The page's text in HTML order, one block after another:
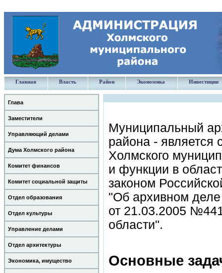
Главная Власть Район Экономика Инвестиции
Глава
Заместители
Управляющий делами
Дума Холмского района
Комитет финансов
Комитет социальной защиты
Отдел образования
Отдел культуры
Управление делами
Отдел архитектуры
Экономика, имущество
Муниципальный
района - является
Холмского
и функции в
законом
"Об архивном
от 21.03.2005
области".
Основные